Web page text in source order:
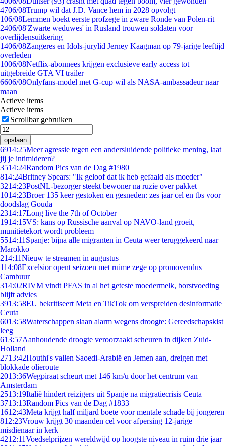
4706/08Trump wil dat J.D. Vance hem in 2028 opvolgt
106/08Lemmen boekt eerste profzege in zware Ronde van Polen-rit
2406/08'Zwarte weduwes' in Rusland trouwen soldaten voor
overlijdensuitkering
1406/08Zangeres en Idols-jurylid Jerney Kaagman op 79-jarige leeftijd
overleden
1006/08Netflix-abonnees krijgen exclusieve early access tot
uitgebreide GTA VI trailer
6606/08Onlyfans-model met G-cup wil als NASA-ambassadeur naar
maan
Actieve items
Actieve items
Scrollbar gebruiken
opslaan
6914:25Meer agressie tegen een andersluidende politieke mening, laat
jij je intimideren?
3514:24Random Pics van de Dag #1980
814:24Britney Spears: "Ik geloof dat ik heb gefaald als moeder"
3214:23PostNL-bezorger steekt bewoner na ruzie over pakket
1014:23Broer 135 keer gestoken en gesneden: zes jaar cel en tbs voor
doodslag Gouda
2314:17Long live the 7th of October
1914:15VS: kans op Russische aanval op NAVO-land groeit,
munitietekort wordt probleem
5514:11 Spanje: bijna alle migranten in Ceuta weer teruggekeerd naar
Marokko
214:11Nieuw te streamen in augustus
114:08Excelsior opent seizoen met ruime zege op promovendus
Cambuur
314:02RIVM vindt PFAS in al het geteste moedermelk, borstvoeding
blijft advies
3913:58EU bekritiseert Meta en TikTok om verspreiden desinformatie
Ceuta
6013:58Waterschappen slaan alarm wegens droogte: Gereedschapskist
leeg
613:57Aanhoudende droogte veroorzaakt scheuren in dijken Zuid-
Holland
2713:42Houthi's vallen Saoedi-Arabië en Jemen aan, dreigen met
blokkade olieroute
2013:36Wegpiraat scheurt met 146 km/u door het centrum van
Amsterdam
2513:19Italië hindert reizigers uit Spanje na migratiecrisis Ceuta
3713:13Random Pics van de Dag #1833
1612:43Meta krijgt half miljard boete voor mentale schade bij jongeren
812:23Vrouw krijgt 30 maanden cel voor afpersing 12-jarige
misdienaar in kerk
4212:11Voedselprijzen wereldwijd op hoogste niveau in ruim drie jaar